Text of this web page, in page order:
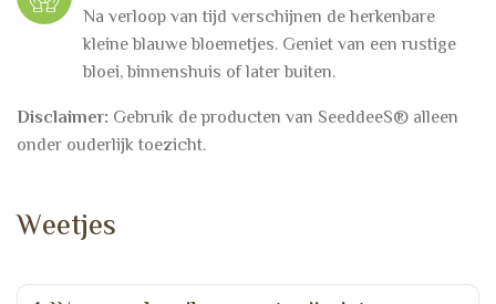
Na verloop van tijd verschijnen de herkenbare
kleine blauwe bloemetjes. Geniet van een rustige
bloei, binnenshuis of later buiten.
Disclaimer: Gebruik de producten van SeeddeeS® alleen
onder ouderlijk toezicht.
Weetjes